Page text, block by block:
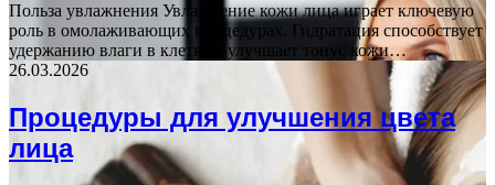
Польза увлажнения Увлажнение кожи лица играет ключевую
роль в омолаживающих процедурах. Гидратация способствует
удержанию влаги в клетках, улучшает тонус кожи…
26.03.2026
Процедуры для улучшения цвета
лица